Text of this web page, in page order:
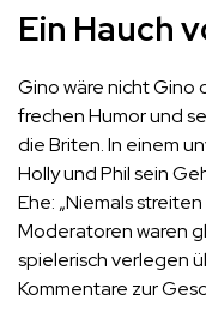
Ein Hauch
Gino wäre nicht Gino
frechen Humor und
die Briten. In einem
Holly und Phil sein
Ehe: „Niemals
Moderatoren waren
spielerisch verlegen
Kommentare zur